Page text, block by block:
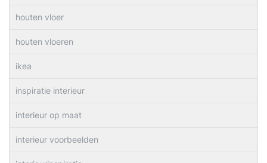
houten vloer
houten vloeren
ikea
inspiratie interieur
interieur op maat
interieur voorbeelden